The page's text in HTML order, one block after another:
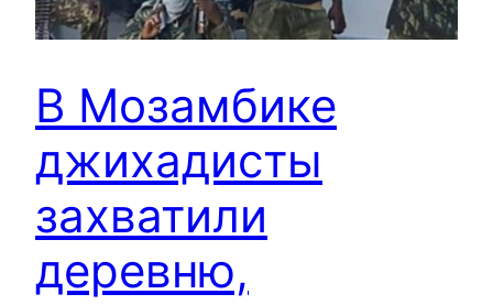
В Мозамбике
джихадисты
захватили
деревню,